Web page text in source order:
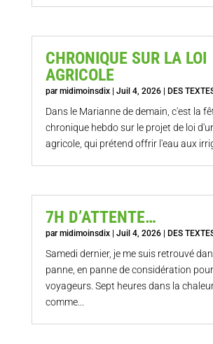
CHRONIQUE SUR LA LOI
AGRICOLE
par midimoinsdix| Juil 4, 2026| DES
Dans le Marianne de demain, c'est la
chronique hebdo sur le projet de loi
agricole, qui prétend offrir l'eau aux
7H D’ATTENTE…
par midimoinsdix| Juil 4, 2026| DES
Samedi dernier, je me suis retrouvé
panne, en panne de considération
voyageurs. Sept heures dans la
comme...